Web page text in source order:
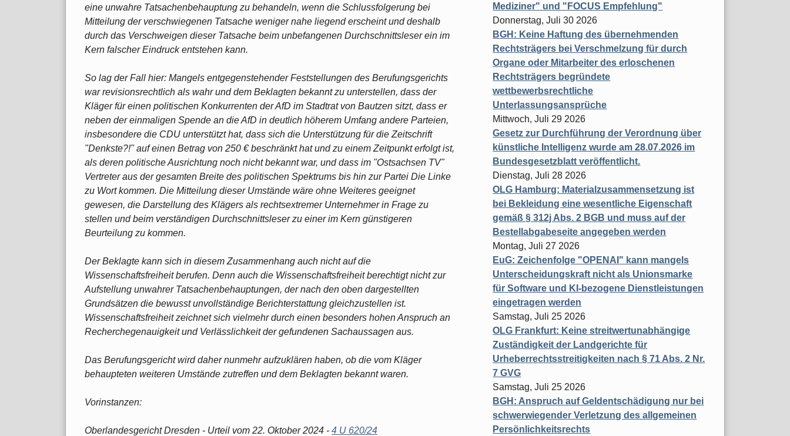
eine unwahre Tatsachenbehauptung zu behandeln, wenn die Schlussfolgerung bei
Mitteilung der verschwiegenen Tatsache weniger nahe liegend erscheint und deshalb
durch das Verschweigen dieser Tatsache beim unbefangenen Durchschnittsleser ein im
Kern falscher Eindruck entstehen kann.
So lag der Fall hier: Mangels entgegenstehender Feststellungen des Berufungsgerichts
war revisionsrechtlich als wahr und dem Beklagten bekannt zu unterstellen, dass der
Kläger für einen politischen Konkurrenten der AfD im Stadtrat von Bautzen sitzt, dass er
neben der einmaligen Spende an die AfD in deutlich höherem Umfang andere Parteien,
insbesondere die CDU unterstützt hat, dass sich die Unterstützung für die Zeitschrift
"Denkste?!" auf einen Betrag von 250 € beschränkt hat und zu einem Zeitpunkt erfolgt ist,
als deren politische Ausrichtung noch nicht bekannt war, und dass im "Ostsachsen TV"
Vertreter aus der gesamten Breite des politischen Spektrums bis hin zur Partei Die Linke
zu Wort kommen. Die Mitteilung dieser Umstände wäre ohne Weiteres geeignet
gewesen, die Darstellung des Klägers als rechtsextremer Unternehmer in Frage zu
stellen und beim verständigen Durchschnittsleser zu einer im Kern günstigeren
Beurteilung zu kommen.
Der Beklagte kann sich in diesem Zusammenhang auch nicht auf die
Wissenschaftsfreiheit berufen. Denn auch die Wissenschaftsfreiheit berechtigt nicht zur
Aufstellung unwahrer Tatsachenbehauptungen, der nach den oben dargestellten
Grundsätzen die bewusst unvollständige Berichterstattung gleichzustellen ist.
Wissenschaftsfreiheit zeichnet sich vielmehr durch einen besonders hohen Anspruch an
Recherchegenauigkeit und Verlässlichkeit der gefundenen Sachaussagen aus.
Das Berufungsgericht wird daher nunmehr aufzuklären haben, ob die vom Kläger
behaupteten weiteren Umstände zutreffen und dem Beklagten bekannt waren.
Vorinstanzen:
Oberlandesgericht Dresden - Urteil vom 22. Oktober 2024 - 4 U 620/24
Mediziner" und "FOCUS Empfehlung"
Donnerstag, Juli 30 2026
BGH: Keine Haftung des übernehmenden
Rechtsträgers bei Verschmelzung für durch
Organe oder Mitarbeiter des erloschenen
Rechtsträgers begründete
wettbewerbsrechtliche
Unterlassungsansprüche
Mittwoch, Juli 29 2026
Gesetz zur Durchführung der Verordnung über
künstliche Intelligenz wurde am 28.07.2026 im
Bundesgesetzblatt veröffentlicht.
Dienstag, Juli 28 2026
OLG Hamburg: Materialzusammensetzung ist
bei Bekleidung eine wesentliche Eigenschaft
gemäß § 312j Abs. 2 BGB und muss auf der
Bestellabgabeseite angegeben werden
Montag, Juli 27 2026
EuG: Zeichenfolge "OPENAI" kann mangels
Unterscheidungskraft nicht als Unionsmarke
für Software und KI-bezogene Dienstleistungen
eingetragen werden
Samstag, Juli 25 2026
OLG Frankfurt: Keine streitwertunabhängige
Zuständigkeit der Landgerichte für
Urheberrechtsstreitigkeiten nach § 71 Abs. 2 Nr.
7 GVG
Samstag, Juli 25 2026
BGH: Anspruch auf Geldentschädigung nur bei
schwerwiegender Verletzung des allgemeinen
Persönlichkeitsrechts